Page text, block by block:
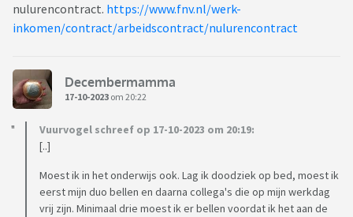
nulurencontract. https://www.fnv.nl/werk-
inkomen/contract/arbeidscontract/nulurencontract
Decembermamma
17-10-2023 om 20:22
Vuurvogel schreef op 17-10-2023 om 20:19:
[..]
Moest ik in het onderwijs ook. Lag ik doodziek op bed, moest ik
eerst mijn duo bellen en daarna collega's die op mijn werkdag
vrij zijn. Minimaal drie moest ik er bellen voordat ik het aan de